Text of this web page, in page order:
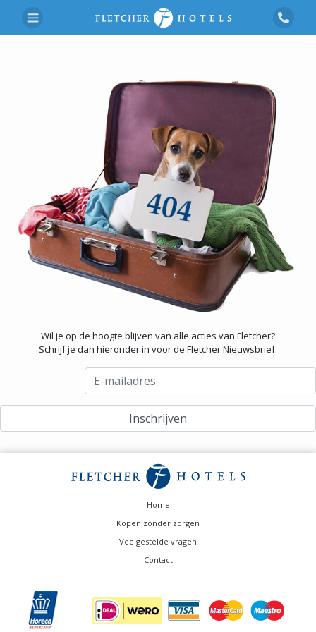
Wil je op de hoogte blijven van alle acties van Fletcher?
Schrijf je dan hieronder in voor de Fletcher Nieuwsbrief.
Home
Kopen zonder zorgen
Veelgestelde vragen
Contact